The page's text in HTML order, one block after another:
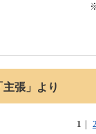
張」より
1 ｜ 2